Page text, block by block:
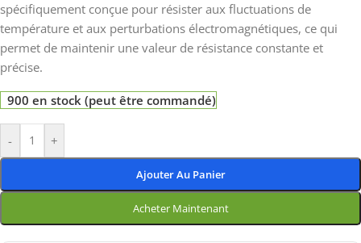
spécifiquement conçue pour résister aux fluctuations de
température et aux perturbations électromagnétiques, ce qui
permet de maintenir une valeur de résistance constante et
précise.
900 en stock (peut être commandé)
- +
Ajouter Au Panier
Acheter Maintenant